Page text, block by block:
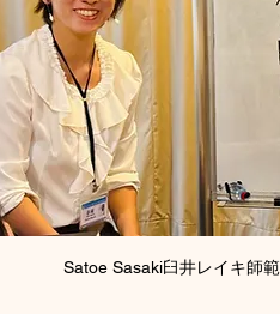
Satoe Sasaki臼井レイキ師範